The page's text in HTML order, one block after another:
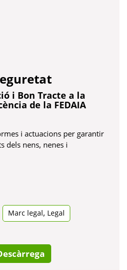
i Bon Tracte a la
de la FEDAIA
i actuacions per garantir
dels nens, nenes i
Marc legal , Legal